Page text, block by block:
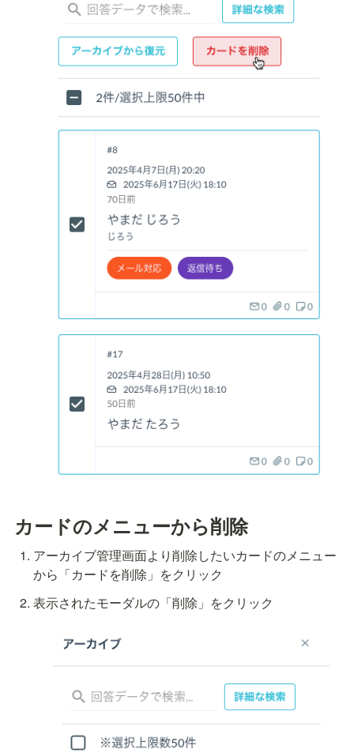
カードのメニューから削除
アーカイブ管理画面より削除したいカードのメニュー
から「カードを削除」をクリック
表示されたモーダルの「削除」をクリック